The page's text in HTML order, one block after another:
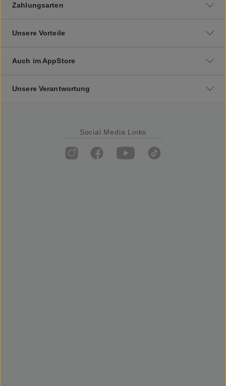
Zahlungsarten
Unsere Vorteile
Auch im AppStore
Unsere Verantwortung
Social Media Links